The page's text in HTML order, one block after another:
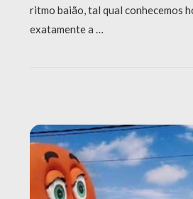
ritmo baião, tal qual conhecemos
exatamente a …